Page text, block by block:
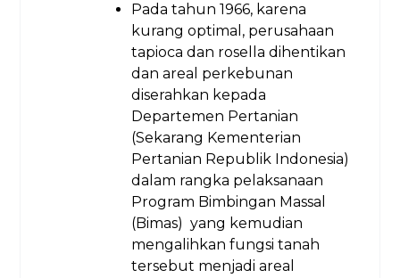
Pada tahun 1966, karena
kurang optimal, perusahaan
tapioca dan rosella dihentikan
dan areal perkebunan
diserahkan kepada
Departemen Pertanian
(Sekarang Kementerian
Pertanian Republik Indonesia)
dalam rangka pelaksanaan
Program Bimbingan Massal
(Bimas) yang kemudian
mengalihkan fungsi tanah
tersebut menjadi areal